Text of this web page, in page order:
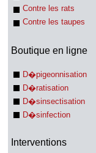
Contre les rats
Contre les taupes
Boutique en ligne
D�pigeonnisation
D�ratisation
D�sinsectisation
D�sinfection
Interventions